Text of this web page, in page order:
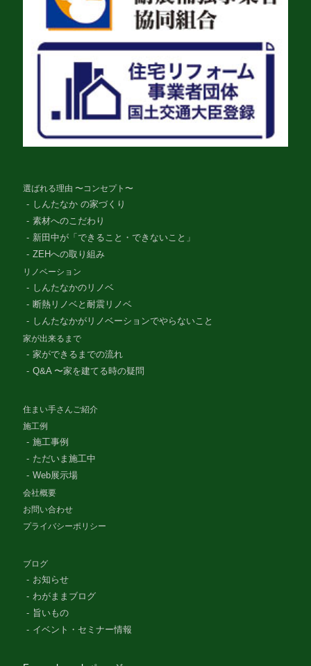
選ばれる理由 〜コンセプト〜
しんたなか の家づくり
素材へのこだわり
新田中が「できること・できないこと」
ZEHへの取り組み
リノベーション
しんたなかのリノベ
断熱リノベと耐震リノベ
しんたなかがリノベーションでやらないこと
家が出来るまで
家ができるまでの流れ
Q&A 〜家を建てる時の疑問
住まい手さんご紹介
施工例
施工事例
ただいま施工中
Web展示場
会社概要
お問い合わせ
プライバシーポリシー
ブログ
お知らせ
わがままブログ
旨いもの
イベント・セミナー情報